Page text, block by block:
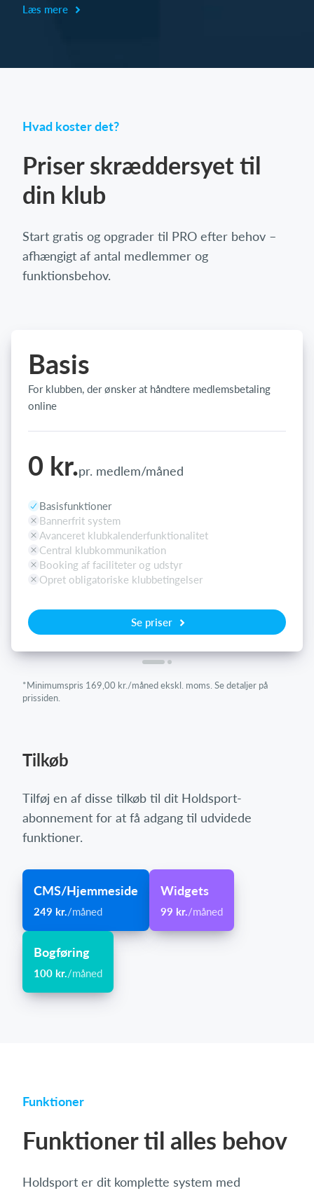
Læs mere
Hvad koster det?
Priser skræddersyet til
din klub
Start gratis og opgrader til PRO efter behov –
afhængigt af antal medlemmer og
funktionsbehov.
Basis
For klubben, der ønsker at håndtere medlemsbetaling
online
0 kr.pr. medlem/måned
Basisfunktioner
Bannerfrit system
Avanceret klubkalenderfunktionalitet
Central klubkommunikation
Booking af faciliteter og udstyr
Opret obligatoriske klubbetingelser
Se priser
*Minimumspris 169,00 kr./måned ekskl. moms. Se detaljer på
prissiden.
Tilkøb
Tilføj en af disse tilkøb til dit Holdsport-
abonnement for at få adgang til udvidede
funktioner.
CMS/Hjemmeside
249 kr./måned
Widgets
99 kr./måned
Bogføring
100 kr./måned
Funktioner
Funktioner til alles behov
Holdsport er dit komplette system med